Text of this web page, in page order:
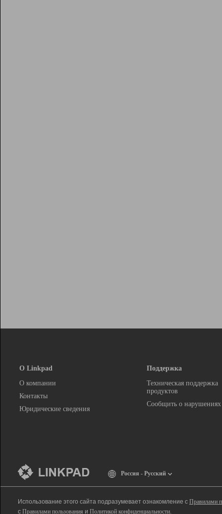
О Linkpad
О компании
Контакты
Юридические сведения
Поддержка
Техническая поддержка
продуктов
Сообщить о нарушениях
Россия - Русский
Использование этого сайта подразумевает ознакомление с Правилами
с Правилами пользования и Политикой конфиденциальности.